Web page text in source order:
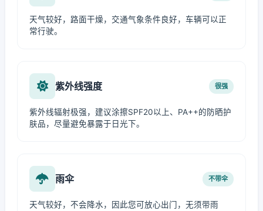
天气较好，路面干燥，交通气象条件良好，车辆可以正
常行驶。
紫外线强度 很强
紫外线辐射极强，建议涂擦SPF20以上、PA++的防晒护
肤品，尽量避免暴露于日光下。
雨伞 不带伞
天气较好，不会降水，因此您可放心出门，无须带雨